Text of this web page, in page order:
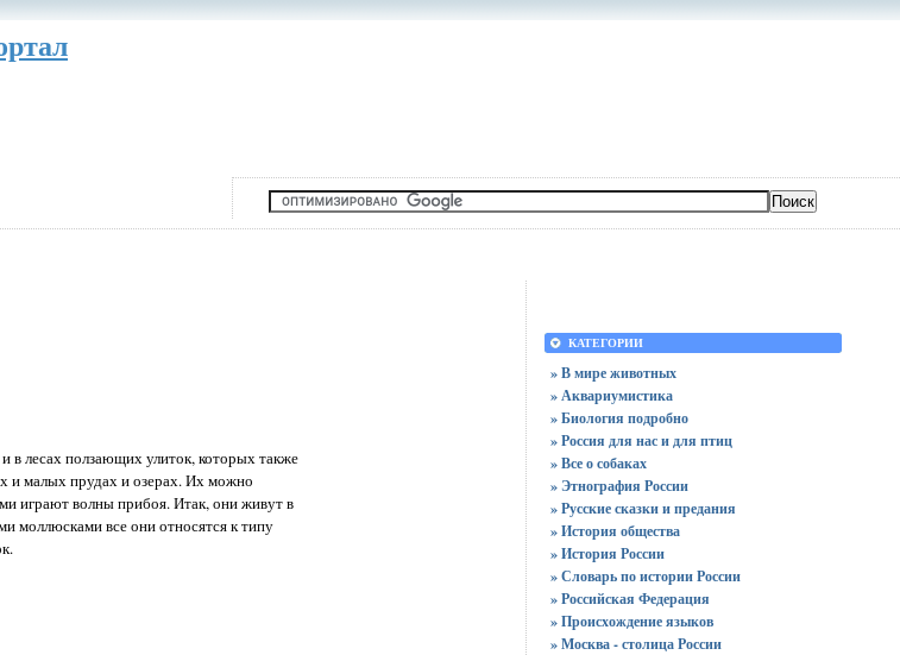
в лесах ползающих улиток, которых также
и малых прудах и озерах. Их можно
играют волны прибоя. Итак, они живут в
моллюсками все они относятся к типу
КАТЕГОРИИ
» В мире животных
» Аквариумистика
» Биология подробно
» Россия для нас и для птиц
» Все о собаках
» Этнография России
» Русские сказки и предания
» История общества
» История России
» Словарь по истории России
» Российская Федерация
» Происхождение языков
» Москва - столица России